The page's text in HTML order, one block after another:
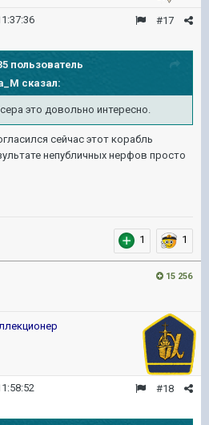
#17
пользователь
сказал:
это довольно интересно.
сейчас этот корабль
непубличных нерфов просто
1 1
15 256
#18